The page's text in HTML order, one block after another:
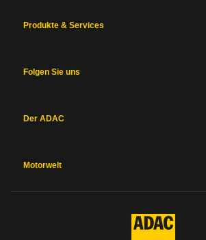
Produkte & Services
Folgen Sie uns
Der ADAC
Motorwelt